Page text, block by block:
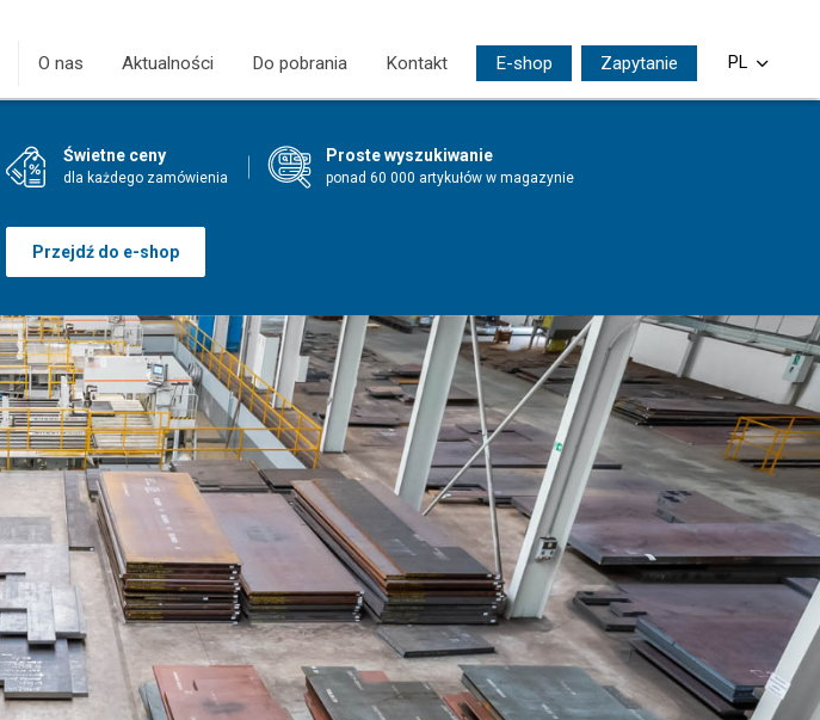
O nas Aktualności Do pobrania Kontakt E-shop Zapytanie PL
HU
Świetne ceny
dla każdego zamówienia
Proste wyszukiwanie
ponad 60 000 artykułów w magazynie
Przejdź do e-shop